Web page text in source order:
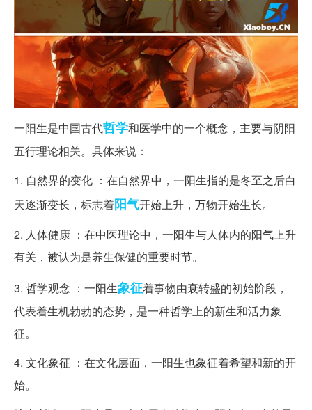
一阳生是中国古代哲学和医学中的一个概念，主要与阴阳
五行理论相关。具体来说：
1. 自然界的变化 ：在自然界中，一阳生指的是冬至之后白
天逐渐变长，标志着阳气开始上升，万物开始生长。
2. 人体健康 ：在中医理论中，一阳生与人体内的阳气上升
有关，被认为是养生保健的重要时节。
3. 哲学观念 ：一阳生象征着事物由衰转盛的初始阶段，
代表着生机勃勃的态势，是一种哲学上的新生和活力象
征。
4. 文化象征 ：在文化层面，一阳生也象征着希望和新的开
始。